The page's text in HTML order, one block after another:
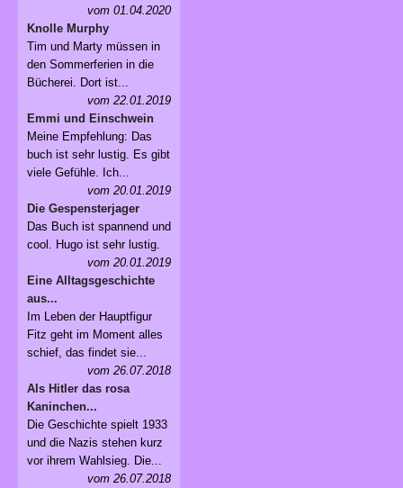
vom 01.04.2020
Knolle Murphy
Tim und Marty müssen in
den Sommerferien in die
Bücherei. Dort ist...
vom 22.01.2019
Emmi und Einschwein
Meine Empfehlung: Das
buch ist sehr lustig. Es gibt
viele Gefühle. Ich...
vom 20.01.2019
Die Gespensterjager
Das Buch ist spannend und
cool. Hugo ist sehr lustig.
vom 20.01.2019
Eine Alltagsgeschichte
aus...
Im Leben der Hauptfigur
Fitz geht im Moment alles
schief, das findet sie...
vom 26.07.2018
Als Hitler das rosa
Kaninchen...
Die Geschichte spielt 1933
und die Nazis stehen kurz
vor ihrem Wahlsieg. Die...
vom 26.07.2018